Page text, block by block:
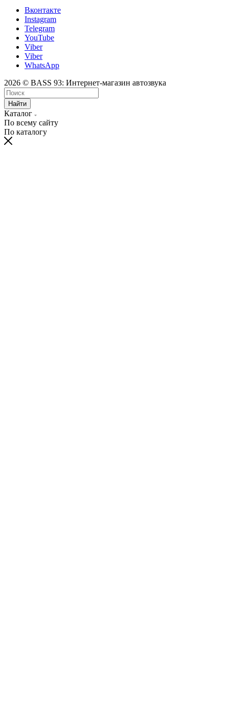
Вконтакте
Instagram
Telegram
YouTube
Viber
Viber
WhatsApp
2026 © BASS 93: Интернет-магазин автозвука
Найти
Каталог
По всему сайту
По каталогу